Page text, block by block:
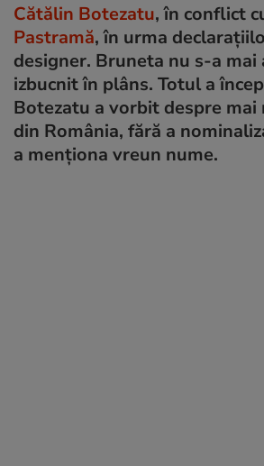
Cătălin Botezatu, în conflict
Pastramă, în urma
designer. Bruneta nu s-a mai
izbucnit în plâns. Totul a
Botezatu a vorbit despre
din România, fără a
a menționa vreun nume.